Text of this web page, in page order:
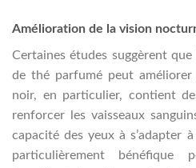
Amélioration de la vision
Certaines études suggèrent
de thé parfumé peut
noir, en particulier, contient
renforcer les vaisseaux
capacité des yeux à s’adapter
particulièrement bénéfique